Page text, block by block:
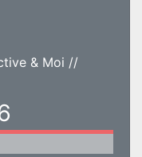
& Moi //